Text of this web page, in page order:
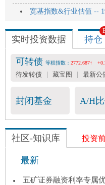
宽基指数&行业估值 --
实时投资数据 持仓
可转债 等权指数： 2772.687↑
待发转债 藏宝图 最新公
封闭基金 A/H
社区-知识库 投资
最新
五矿证券融资利率专属